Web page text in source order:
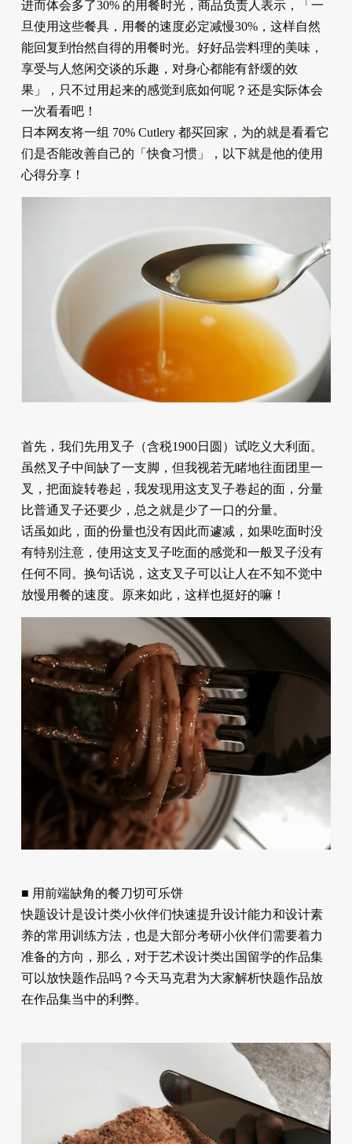
进而体会多了30% 的用餐时光，商品负责人表示，「一
旦使用这些餐具，用餐的速度必定减慢30%，这样自然
能回复到怡然自得的用餐时光。好好品尝料理的美味，
享受与人悠闲交谈的乐趣，对身心都能有舒缓的效
果」，只不过用起来的感觉到底如何呢？还是实际体会
一次看看吧！
日本网友将一组 70% Cutlery 都买回家，为的就是看看它
们是否能改善自己的「快食习惯」，以下就是他的使用
心得分享！
首先，我们先用叉子（含税1900日圆）试吃义大利面。
虽然叉子中间缺了一支脚，但我视若无睹地往面团里一
叉，把面旋转卷起，我发现用这支叉子卷起的面，分量
比普通叉子还要少，总之就是少了一口的分量。
话虽如此，面的份量也没有因此而遽减，如果吃面时没
有特别注意，使用这支叉子吃面的感觉和一般叉子没有
任何不同。换句话说，这支叉子可以让人在不知不觉中
放慢用餐的速度。原来如此，这样也挺好的嘛！
■ 用前端缺角的餐刀切可乐饼
快题设计是设计类小伙伴们快速提升设计能力和设计素
养的常用训练方法，也是大部分考研小伙伴们需要着力
准备的方向，那么，对于艺术设计类出国留学的作品集
可以放快题作品吗？今天马克君为大家解析快题作品放
在作品集当中的利弊。